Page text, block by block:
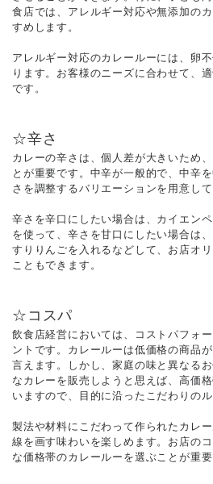
食店では、アレルギー対応や無添加の
すめします。
アレルギー対応のカレールーには、卵
ります。お客様のニーズに合わせて、
です。
☆辛さ
カレーの辛さは、個人差が大きいため
とが重要です。中辛が一般的で、中辛
さを調整するバリエーションを用意し
辛さを辛口にしたい場合は、カイエン
を使って、辛さを甘口にしたい場合は
すりりんごを入れるなどして、お店オ
こともできます。
☆コスパ
飲食店経営においては、コストパフォ
ントです。カレールーは低価格の商品
言えます。しかし、家庭の味と異なる
なカレーを販売しようと思えば、高価
いますので、目的に沿ったこだわりの
製法や材料にこだわって作られたカレ
線を画す味わいを楽しめます。お店の
な価格帯のカレールーを選ぶことが重要